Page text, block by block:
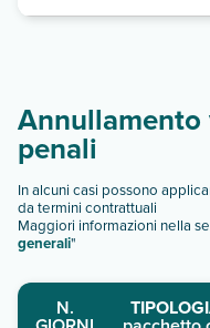
Annullamento
penali
In alcuni casi possono
da termini contrattuali
Maggiori informazioni nella
generali"
N.